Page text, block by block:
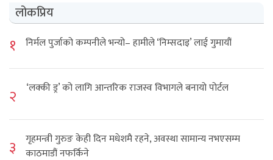
लोकप्रिय
१ निर्मल पुर्जाको कम्पनीले भन्यो– हामीले ‘निम्सदाइ’ लाई गुमायौं
२ ‘लक्की ड्र’ को लागि आन्तरिक राजस्व विभागले बनायो पोर्टल
३
गृहमन्त्री गुरुङ केही दिन मधेशमै रहने, अवस्था सामान्य नभएसम्म
काठमाडौं नफर्किने